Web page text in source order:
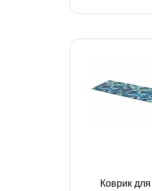
Коврик для